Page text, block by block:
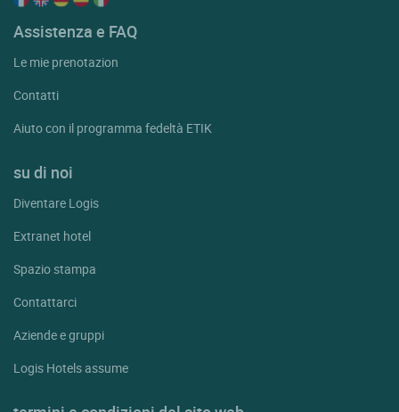
Assistenza e FAQ
Le mie prenotazion
Contatti
Aiuto con il programma fedeltà ETIK
su di noi
Diventare Logis
Extranet hotel
Spazio stampa
Contattarci
Aziende e gruppi
Logis Hotels assume